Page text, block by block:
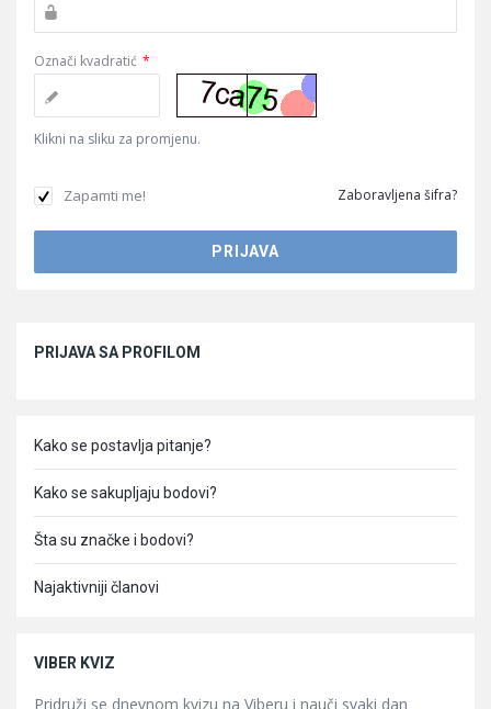
Označi kvadratić *
Klikni na sliku za promjenu.
Zapamti me! Zaboravljena šifra?
PRIJAVA SA PROFILOM
Kako se postavlja pitanje?
Kako se sakupljaju bodovi?
Šta su značke i bodovi?
Najaktivniji članovi
VIBER KVIZ
Pridruži se dnevnom kvizu na Viberu i nauči svaki dan